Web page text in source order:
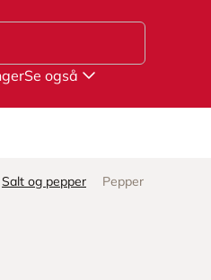
Se også
Salt og pepper Pepper